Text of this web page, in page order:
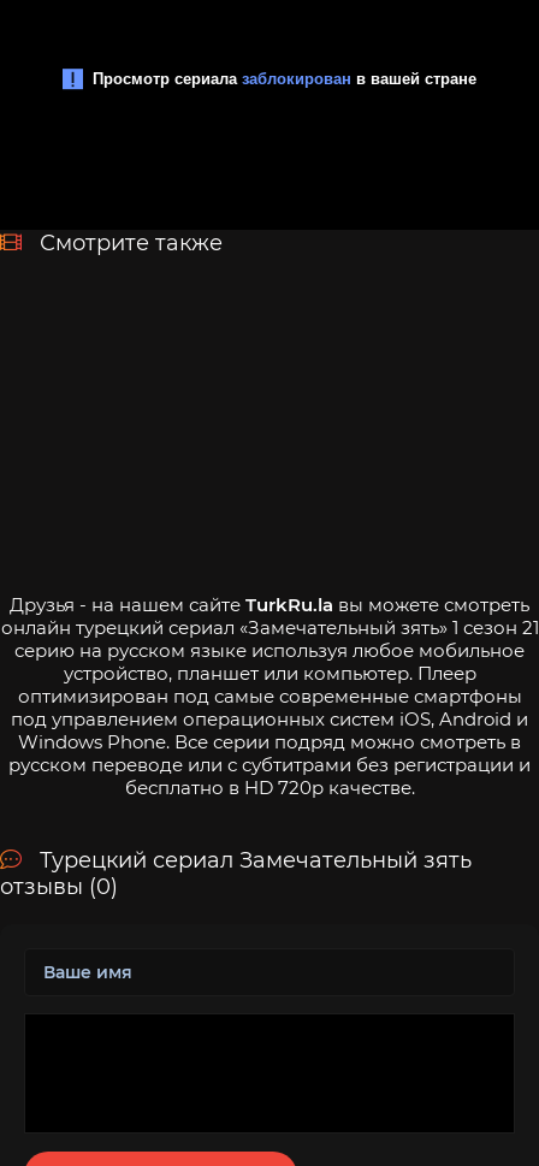
Смотрите также
Друзья - на нашем сайте TurkRu.la вы можете смотреть
онлайн турецкий сериал «Замечательный зять» 1 сезон 21
серию на русском языке используя любое мобильное
устройство, планшет или компьютер. Плеер
оптимизирован под самые современные смартфоны
под управлением операционных систем iOS, Android и
Windows Phone. Все серии подряд можно смотреть в
русском переводе или с субтитрами без регистрации и
бесплатно в HD 720p качестве.
Турецкий сериал Замечательный зять
отзывы (0)